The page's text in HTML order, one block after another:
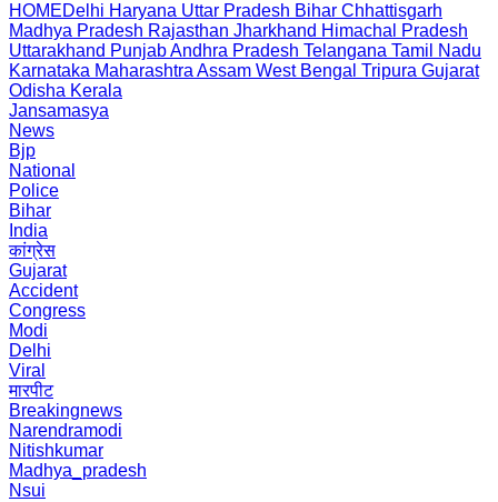
HOMEDelhi Haryana Uttar Pradesh Bihar Chhattisgarh
Madhya Pradesh Rajasthan Jharkhand Himachal Pradesh
Uttarakhand PunjabAndhra Pradesh Telangana Tamil Nadu
Karnataka Maharashtra Assam West Bengal Tripura Gujarat
Odisha Kerala
Jansamasya
News
Bjp
National
Police
Bihar
India
कांग्रेस
Gujarat
Accident
Congress
Modi
Delhi
Viral
मारपीट
Breakingnews
Narendramodi
Nitishkumar
Madhya_pradesh
Nsui